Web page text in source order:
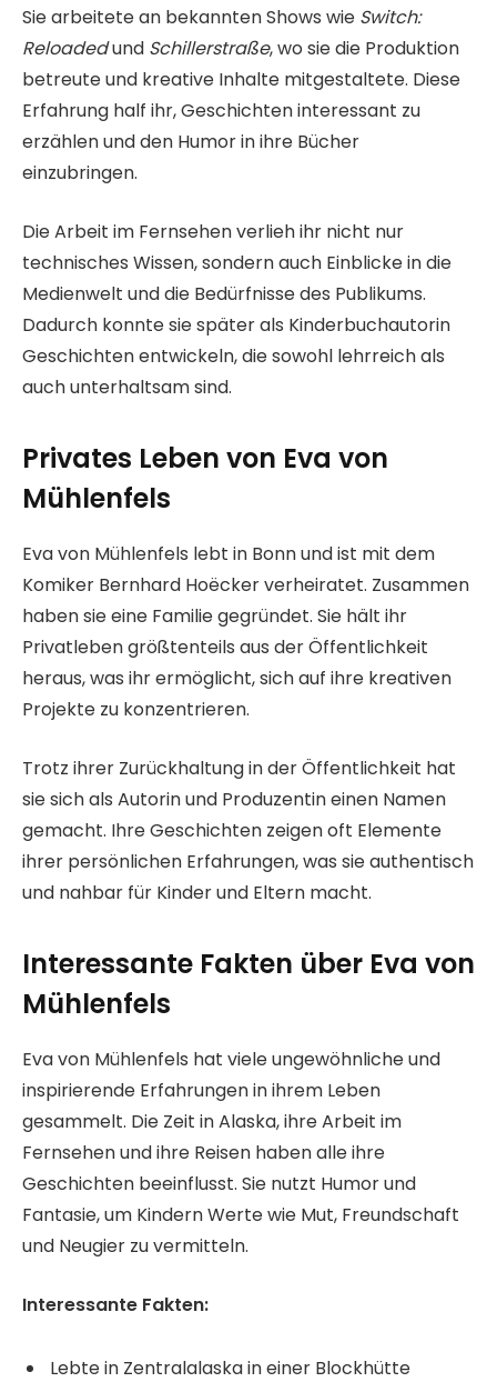
Sie arbeitete an bekannten Shows wie Switch:
Reloadedund Schillerstraße, wo sie die Produktion
betreute und kreative Inhalte mitgestaltete. Diese
Erfahrung half ihr, Geschichten interessant zu
erzählen und den Humor in ihre Bücher
einzubringen.
Die Arbeit im Fernsehen verlieh ihr nicht nur
technisches Wissen, sondern auch Einblicke in die
Medienwelt und die Bedürfnisse des Publikums.
Dadurch konnte sie später als Kinderbuchautorin
Geschichten entwickeln, die sowohl lehrreich als
auch unterhaltsam sind.
Privates Leben von Eva von
Mühlenfels
Eva von Mühlenfels lebt in Bonn und ist mit dem
Komiker Bernhard Hoëcker verheiratet. Zusammen
haben sie eine Familie gegründet. Sie hält ihr
Privatleben größtenteils aus der Öffentlichkeit
heraus, was ihr ermöglicht, sich auf ihre kreativen
Projekte zu konzentrieren.
Trotz ihrer Zurückhaltung in der Öffentlichkeit hat
sie sich als Autorin und Produzentin einen Namen
gemacht. Ihre Geschichten zeigen oft Elemente
ihrer persönlichen Erfahrungen, was sie authentisch
und nahbar für Kinder und Eltern macht.
Interessante Fakten über Eva von
Mühlenfels
Eva von Mühlenfels hat viele ungewöhnliche und
inspirierende Erfahrungen in ihrem Leben
gesammelt. Die Zeit in Alaska, ihre Arbeit im
Fernsehen und ihre Reisen haben alle ihre
Geschichten beeinflusst. Sie nutzt Humor und
Fantasie, um Kindern Werte wie Mut, Freundschaft
und Neugier zu vermitteln.
Interessante Fakten:
Lebte in Zentralalaska in einer Blockhütte